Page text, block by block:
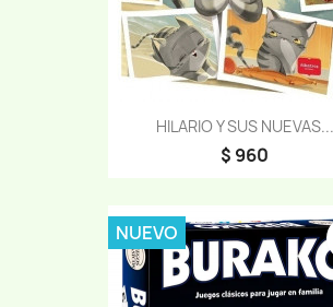
HILARIO Y SUS NUEVAS...
$ 960
NUEVO